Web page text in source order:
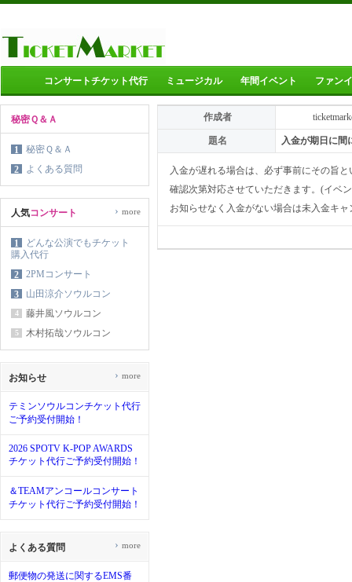
コンサートチケット代行 ミュージカル 年間イベント ファン
秘密Ｑ＆Ａ
1
秘密Ｑ＆Ａ
2
よくある質問
人気コンサート
1
どんな公演でもチケット
購入代行
2
2PMコンサート
3
山田涼介ソウルコン
4 藤井風ソウルコン
5 木村拓哉ソウルコン
› more
お知らせ
テミンソウルコンチケット代行
ご予約受付開始！
2026 SPOTV K-POP AWARDS
チケット代行ご予約受付開始！
＆TEAMアンコールコンサート
チケット代行ご予約受付開始！
› more
よくある質問
郵便物の発送に関するEMS番
› more
作成者
題名 入金が期日に間
入金が遅れる場合は、必ず事前にその旨
確認次第対応させていただきます。(イベ
お知らせなく入金がない場合は未入金キ